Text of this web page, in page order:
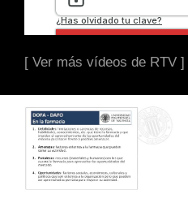
[ Ver más vídeos de RTV ]